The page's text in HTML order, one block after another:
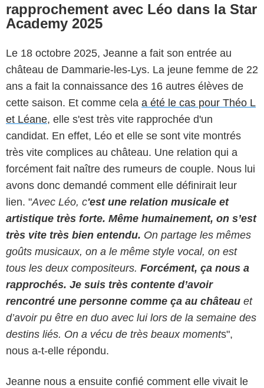
rapprochement avec Léo dans la Star
Academy 2025
Le 18 octobre 2025, Jeanne a fait son entrée au
château de Dammarie-les-Lys. La jeune femme de 22
ans a fait la connaissance des 16 autres élèves de
cette saison. Et comme cela a été le cas pour Théo L
et Léane, elle s'est très vite rapprochée d'un
candidat. En effet, Léo et elle se sont vite montrés
très vite complices au château. Une relation qui a
forcément fait naître des rumeurs de couple. Nous lui
avons donc demandé comment elle définirait leur
lien. "Avec Léo, c'est une relation musicale et
artistique très forte. Même humainement, on s’est
très vite très bien entendu. On partage les mêmes
goûts musicaux, on a le même style vocal, on est
tous les deux compositeurs. Forcément, ça nous a
rapprochés. Je suis très contente d’avoir
rencontré une personne comme ça au château et
d’avoir pu être en duo avec lui lors de la semaine des
destins liés. On a vécu de très beaux moments",
nous a-t-elle répondu.
Jeanne nous a ensuite confié comment elle vivait le